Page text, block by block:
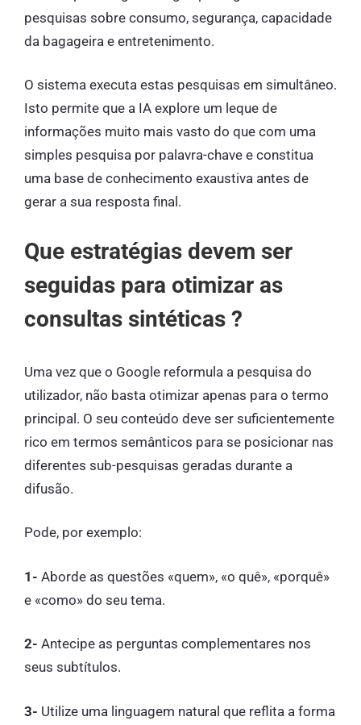
pesquisas sobre consumo, segurança, capacidade
da bagageira e entretenimento.
O sistema executa estas pesquisas em simultâneo.
Isto permite que a IA explore um leque de
informações muito mais vasto do que com uma
simples pesquisa por palavra-chave e constitua
uma base de conhecimento exaustiva antes de
gerar a sua resposta final.
Que estratégias devem ser
seguidas para otimizar as
consultas sintéticas ?
Uma vez que o Google reformula a pesquisa do
utilizador, não basta otimizar apenas para o termo
principal. O seu conteúdo deve ser suficientemente
rico em termos semânticos para se posicionar nas
diferentes sub-pesquisas geradas durante a
difusão.
Pode, por exemplo:
1- Aborde as questões «quem», «o quê», «porquê»
e «como» do seu tema.
2- Antecipe as perguntas complementares nos
seus subtítulos.
3- Utilize uma linguagem natural que reflita a forma